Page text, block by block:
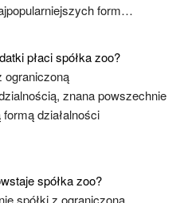
form…
płaci spółka zoo?
ograniczoną
znana powszechnie
działalności
spółka zoo?
spółki z ograniczoną